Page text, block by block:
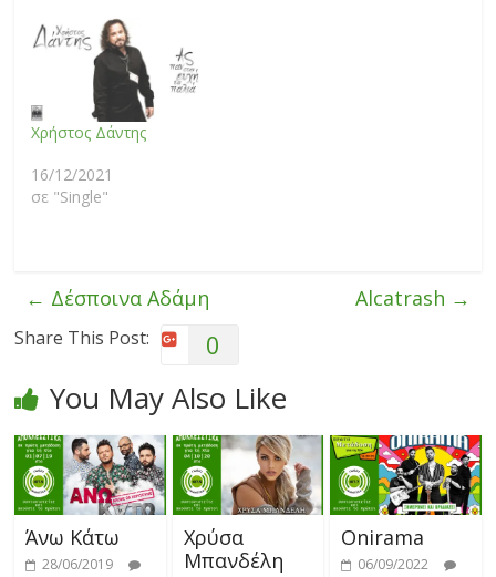
Χρήστος Δάντης
16/12/2021
σε "Single"
← Δέσποινα Αδάμη Alcatrash →
Share This Post: 0
You May Also Like
Άνω Κάτω
28/06/2019
Χρύσα
Μπανδέλη
Onirama
06/09/2022